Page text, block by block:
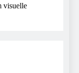
visuelle